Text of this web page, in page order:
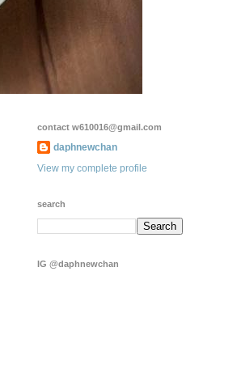
contact w610016@gmail.com
daphnewchan
View my complete profile
search
IG @daphnewchan